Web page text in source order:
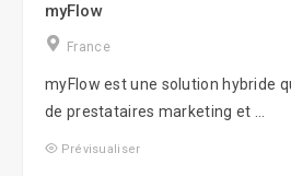
myFlow
France
myFlow est une solution hybride
de prestataires marketing et ...
Prévisualiser